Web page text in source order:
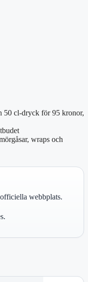
50 cl-dryck för 95 kronor,
wraps och
webbplats.